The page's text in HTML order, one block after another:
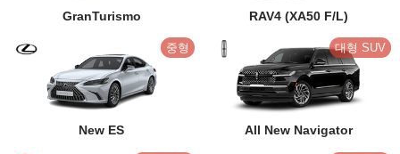
GranTurismo RAV4 (XA50 F/L)
중형
New ES
대형 SUV
All New Navigator